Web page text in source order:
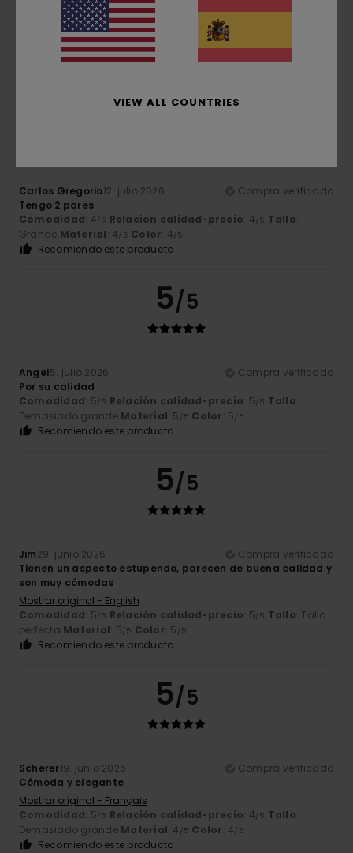
12. julio 2026
Después de varios días de uso, me parecen muy cómodos
Mostrar original - Français
Comodidad: 5/5 Relación calidad-precio: 5 Talla
5
Carlos Gregorio12. julio 2026
Compra verificada
Tengo 2 pares
Comodidad: 4/5 Relación calidad-precio: 4/5 Talla:
Grande Material: 4/5 Color: 4/5
Recomiendo este producto
5/5
Angel5. julio 2026
Compra verificada
Por su calidad
Comodidad: 5/5 Relación calidad-precio: 5/5 Talla:
Demasiado grande Material: 5 /5 Color: 5/5
Recomiendo este producto
5/5
Jim29. junio 2026
Compra verificada
Tienen un aspecto estupendo, parecen de buena calidad y
son muy cómodas
Mostrar original - English
Comodidad: 5/5 Relación calidad-precio: 5/5 Talla: Talla
perfecta Material: 5/5 Color: 5 /5
Recomiendo este producto
5/5
Scherer19. junio 2026
Compra verificada
Cómoda y elegante
Mostrar original - Français
Comodidad: 5/5 Relación calidad-precio: 4/5 Talla:
Demasiado grande Material: 4 /5 Color: 4/5
Recomiendo este producto
VIEW ALL COUNTRIES